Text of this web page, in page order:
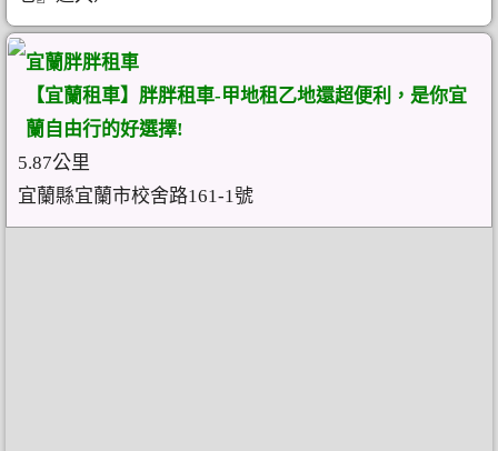
宜蘭胖胖租車
【宜蘭租車】胖胖租車-甲地租乙地還超便利，是你宜
蘭自由行的好選擇!
5.87公里
宜蘭縣宜蘭市校舍路161-1號